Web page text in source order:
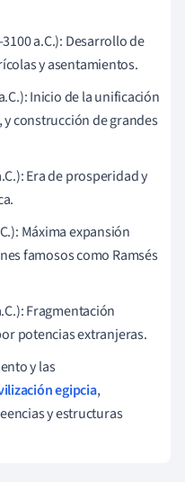
a.C.): Desarrollo de
y asentamientos.
Inicio de la unificación
construcción de grandes
Era de prosperidad y
Máxima expansión
famosos como Ramsés
Fragmentación
potencias extranjeras.
y las
egipcia,
y estructuras